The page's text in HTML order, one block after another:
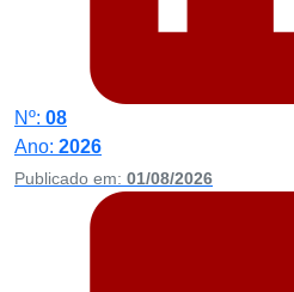
Nº: 08
Ano: 2026
Publicado em: 01/08/2026